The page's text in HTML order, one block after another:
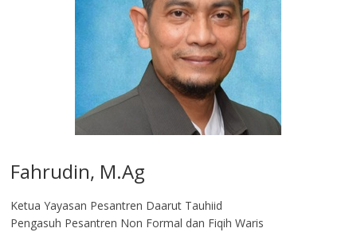
Fahrudin, M.Ag​
Ketua Yayasan Pesantren Daarut Tauhiid
Pengasuh Pesantren Non Formal dan Fiqih Waris